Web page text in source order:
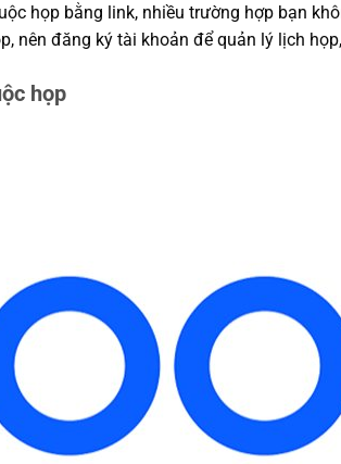
họp bằng link, nhiều trường hợp bạn
nên đăng ký tài khoản để quản lý lịch
họp